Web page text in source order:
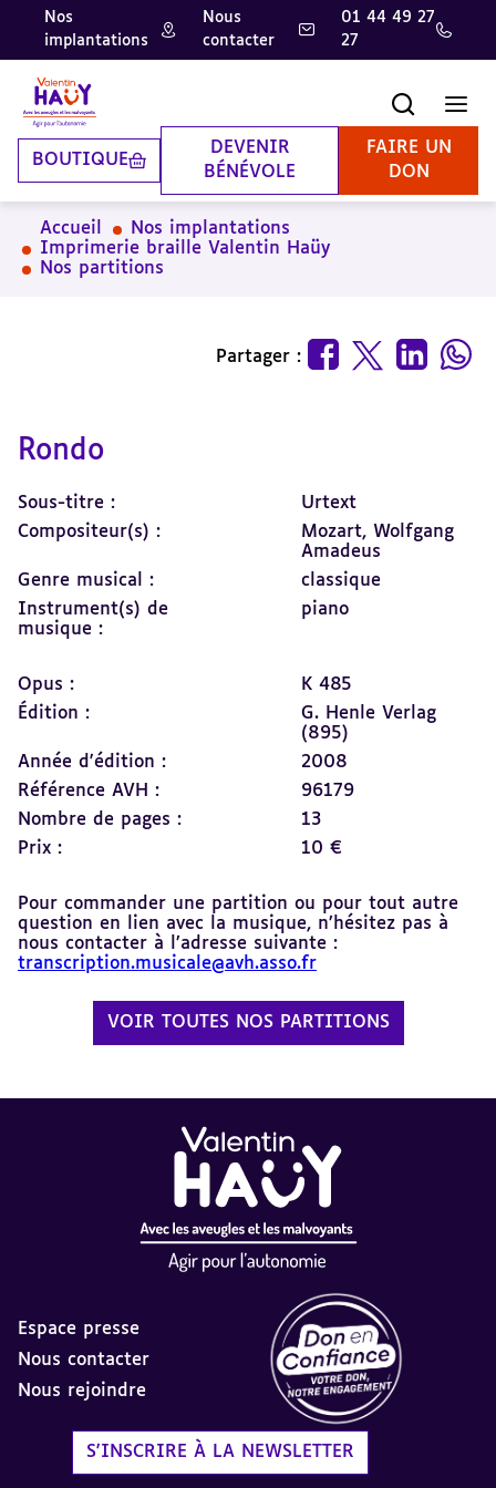
Aller
contenu
principal
Aller
pied
de
page
Aller
la
recherche
Nos
implantations
Nous
contacter
01 44 49 27
27
BOUTIQUE
DEVENIR
BÉNÉVOLE
FAIRE UN
DON
Accueil
Nos implantations
Imprimerie braille Valentin Haüy
Nos partitions
Partager :
Rondo
Sous-titre :
Urtext
Compositeur(s) :
Mozart, Wolfgang
Amadeus
Genre musical :
classique
Instrument(s) de
musique :
piano
Opus :
K 485
Édition :
G. Henle Verlag
(895)
Année d'édition :
2008
Référence AVH :
96179
Nombre de pages :
13
Prix :
10 €
Pour commander une partition ou pour tout autre
question en lien avec la musique, n’hésitez pas à
nous contacter à l’adresse suivante :
transcription.musicale@avh.asso.fr
VOIR TOUTES NOS PARTITIONS
Espace presse
Nous contacter
Nous rejoindre
S'INSCRIRE À LA NEWSLETTER